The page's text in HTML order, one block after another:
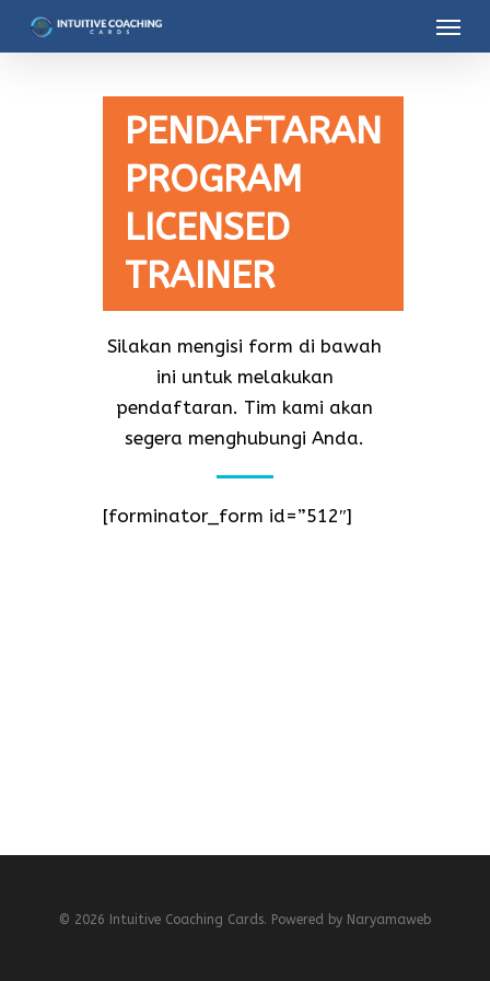
Skip
Menu
PENDAFTARAN
PROGRAM
LICENSED
TRAINER
Silakan mengisi form di bawah
ini untuk melakukan
pendaftaran. Tim kami akan
segera menghubungi Anda.
[forminator_form id=”512″]
© 2026 Intuitive Coaching Cards. Powered by Naryamaweb